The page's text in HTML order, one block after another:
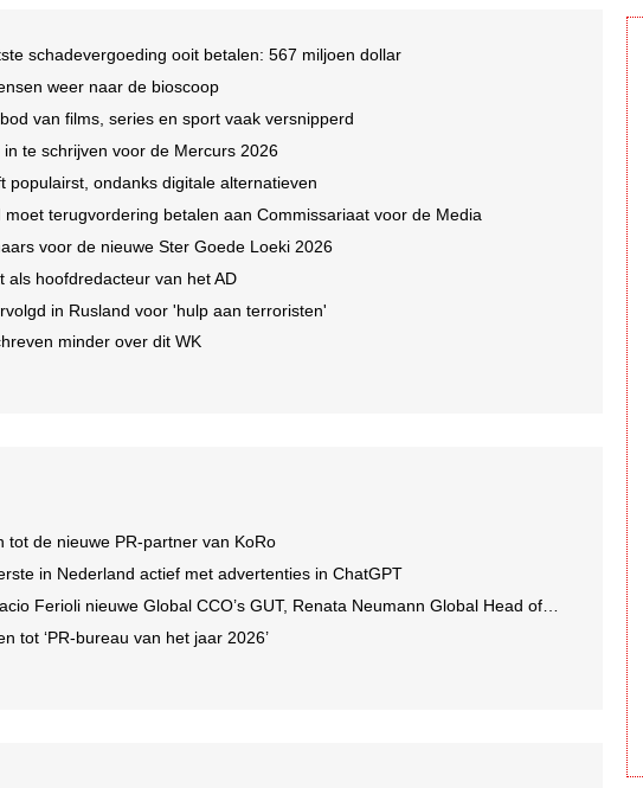
schadevergoeding ooit betalen: 567 miljoen dollar
weer naar de bioscoop
van films, series en sport vaak versnipperd
te schrijven voor de Mercurs 2026
populairst, ondanks digitale alternatieven
terugvordering betalen aan Commissariaat voor de Media
voor de nieuwe Ster Goede Loeki 2026
als hoofdredacteur van het AD
in Rusland voor 'hulp aan terroristen'
minder over dit WK
tot de nieuwe PR-partner van KoRo
in Nederland actief met advertenties in ChatGPT
Ferioli nieuwe Global CCO’s GUT, Renata Neumann Global Head of Production
tot ‘PR-bureau van het jaar 2026’